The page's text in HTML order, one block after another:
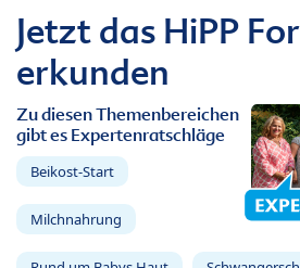
Jetzt das HiPP
erkunden
Zu diesen Themenbereichen
gibt es Expertenratschläge
Beikost-Start
Milchnahrung